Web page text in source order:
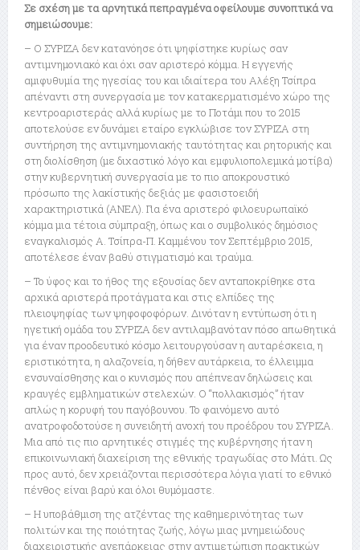
Σε σχέση με τα αρνητικά πεπραγμένα οφείλουμε συνοπτικά να
σημειώσουμε:
– Ο ΣΥΡΙΖΑ δεν κατανόησε ότι ψηφίστηκε κυρίως σαν
αντιμνημονιακό και όχι σαν αριστερό κόμμα. Η εγγενής
αμιφυθυμία της ηγεσίας του και ιδιαίτερα του Αλέξη Τσίπρα
απέναντι στη συνεργασία με τον κατακερματισμένο χώρο της
κεντροαριστεράς αλλά κυρίως με το Ποτάμι που το 2015
αποτελούσε εν δυνάμει εταίρο εγκλώβισε τον ΣΥΡΙΖΑ στη
συντήρηση της αντιμνημονιακής ταυτότητας και ρητορικής και
στη διολίσθηση (με διχαστικό λόγο και εμφυλιοπολεμικά μοτίβα)
στην κυβερνητική συνεργασία με το πιο αποκρουστικό
πρόσωπο της λακίστικής δεξιάς με φασιστοειδή
χαρακτηριστικά (ΑΝΕΛ). Για ένα αριστερό φιλοευρωπαϊκό
κόμμα μια τέτοια σύμπραξη, όπως και ο συμβολικός δημόσιος
εναγκαλισμός Α. Τσίπρα-Π. Καμμένου τον Σεπτέμβριο 2015,
αποτέλεσε έναν βαθύ στιγματισμό και τραύμα.
– Το ύφος και το ήθος της εξουσίας δεν ανταποκρίθηκε στα
αρχικά αριστερά προτάγματα και στις ελπίδες της
πλειοψηφίας των ψηφοφοφόρων. Δινόταν η εντύπωση ότι η
ηγετική ομάδα του ΣΥΡΙΖΑ δεν αντιλαμβανόταν πόσο απωθητικά
για έναν προοδευτικό κόσμο λειτουργούσαν η αυταρέσκεια, η
εριστικότητα, η αλαζονεία, η δήθεν αυτάρκεια, το έλλειμμα
ενσυναίσθησης και ο κυνισμός που απέπνεαν δηλώσεις και
κραυγές εμβληματικών στελεχών. Ο “πολλακισμός” ήταν
απλώς η κορυφή του παγόβουνου. Το φαινόμενο αυτό
ανατροφοδοτούσε η συνειδητή ανοχή του προέδρου του ΣΥΡΙΖΑ.
Μια από τις πιο αρνητικές στιγμές της κυβέρνησης ήταν η
επικοινωνιακή διαχείριση της εθνικής τραγωδίας στο Μάτι. Ως
προς αυτό, δεν χρειάζονται περισσότερα λόγια γιατί το εθνικό
πένθος είναι βαρύ και όλοι θυμόμαστε.
– Η υποβάθμιση της ατζέντας της καθημερινότητας των
πολιτών και της ποιότητας ζωής, λόγω μιας μνημειώδους
διαχειριστικής ανεπάρκειας στην αντιμετώπιση πρακτικών